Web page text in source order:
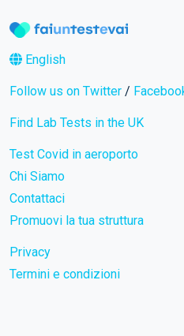
English
Follow us on Twitter /
Find Lab Tests in the UK
Test Covid in aeroporto
Chi Siamo
Contattaci
Promuovi la tua struttura
Privacy
Termini e condizioni